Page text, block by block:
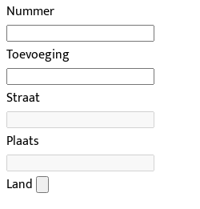
Nummer
Toevoeging
Straat
Plaats
Land